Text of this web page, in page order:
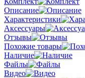
Описание
Характеристики
Аксессуары
Отзывы
Похожие товары
Наличие
Файлы
Видео